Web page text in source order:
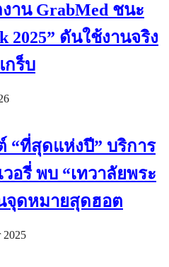
าน GrabMed ชนะ
2025” ดันใช้งานจริง
ร็บ
“ที่สุดแห่งปี” บริการ
อรี่ พบ “เทวาลัยพระ
จุดหมายสุดฮอต
2025